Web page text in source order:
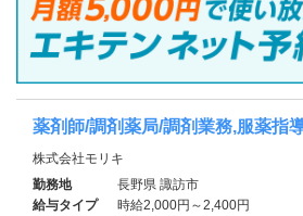
薬剤師/調剤薬局/調剤業務,服薬指
株式会社モリキ
勤務地
長野県 諏訪市
給与タイプ
時給2,000円～2,400円